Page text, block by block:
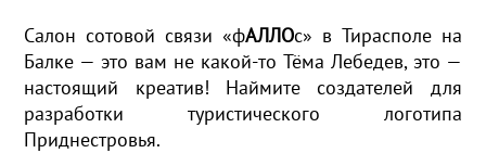
Салон сотовой связи «фАЛЛОс» в Тирасполе на
Балке — это вам не какой-то Тёма Лебедев, это —
настоящий креатив! Наймите создателей для
разработки туристического логотипа
Приднестровья.